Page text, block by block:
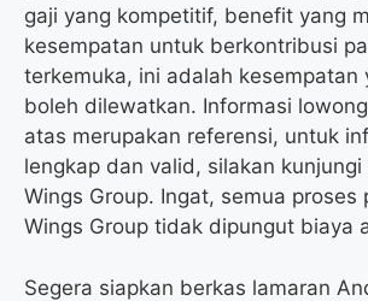
gaji yang kompetitif, benefit yang
kesempatan untuk berkontribusi
terkemuka, ini adalah kesempatan
boleh dilewatkan. Informasi
atas merupakan referensi, untuk
lengkap dan valid, silakan
Wings Group. Ingat, semua proses
Wings Group tidak dipungut biaya
Segera siapkan berkas lamaran